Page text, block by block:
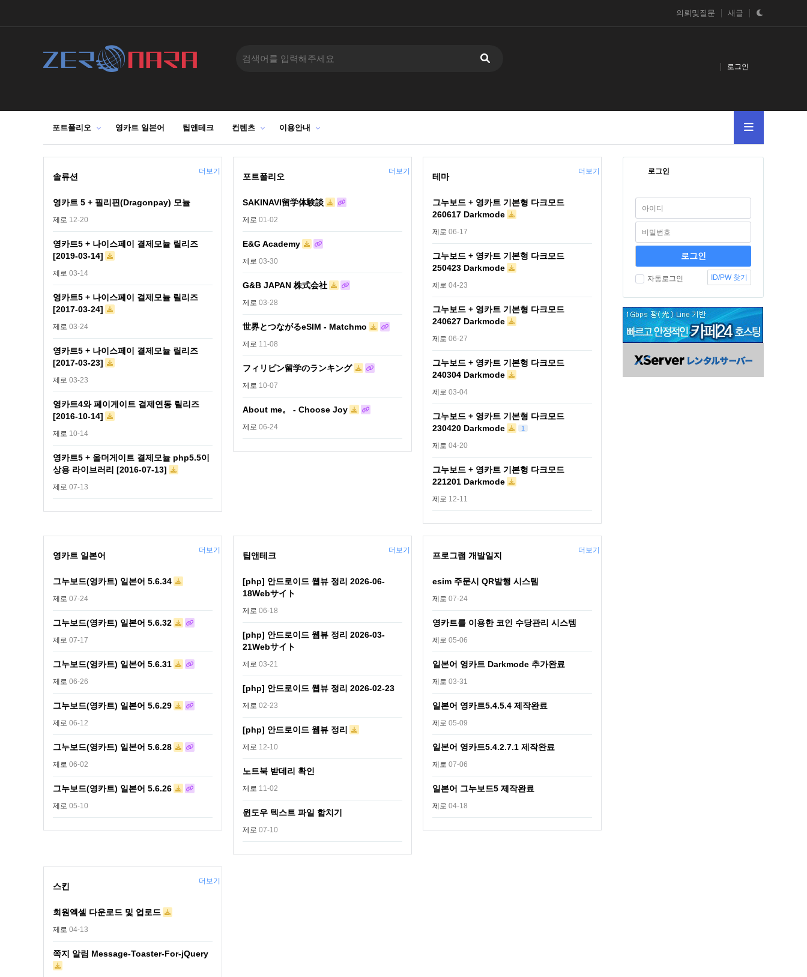
의뢰및질문 새글
로그인
포트폴리오 영카트 일본어 팁앤테크 컨텐츠 이용안내
솔류션
영카트 5 + 필리핀(Dragonpay) 모뉼
제로 12-20
영카트5 + 나이스페이 결제모뉼 릴리즈
[2019-03-14]
제로 03-14
영카트5 + 나이스페이 결제모뉼 릴리즈
[2017-03-24]
제로 03-24
영카트5 + 나이스페이 결제모뉼 릴리즈
[2017-03-23]
제로 03-23
영카트4와 페이게이트 결제연동 릴리즈
[2016-10-14]
제로 10-14
영카트5 + 올더게이트 결제모뉼 php5.5이
상용 라이브러리 [2016-07-13]
제로 07-13
더보기
포트폴리오
SAKINAVI留学体験談
제로 01-02
E&G Academy
제로 03-30
G&B JAPAN 株式会社
제로 03-28
世界とつながるeSIM - Matchmo
제로 11-08
フィリピン留学のランキング
제로 10-07
About me。 - Choose Joy
제로 06-24
더보기
테마
그누보드 + 영카트 기본형 다크모드
260617 Darkmode
제로 06-17
그누보드 + 영카트 기본형 다크모드
250423 Darkmode
제로 04-23
그누보드 + 영카트 기본형 다크모드
240627 Darkmode
제로 06-27
그누보드 + 영카트 기본형 다크모드
240304 Darkmode
제로 03-04
그누보드 + 영카트 기본형 다크모드
230420 Darkmode
1
제로 04-20
그누보드 + 영카트 기본형 다크모드
221201 Darkmode
제로 12-11
더보기
영카트 일본어
그누보드(영카트) 일본어 5.6.34
제로 07-24
그누보드(영카트) 일본어 5.6.32
제로 07-17
그누보드(영카트) 일본어 5.6.31
제로 06-26
그누보드(영카트) 일본어 5.6.29
제로 06-12
그누보드(영카트) 일본어 5.6.28
제로 06-02
그누보드(영카트) 일본어 5.6.26
제로 05-10
더보기
팁앤테크
[php] 안드로이드 웹뷰 정리 2026-06-
18Webサイト
제로 06-18
[php] 안드로이드 웹뷰 정리 2026-03-
21Webサイト
제로 03-21
[php] 안드로이드 웹뷰 정리 2026-02-23
제로 02-23
[php] 안드로이드 웹뷰 정리
제로 12-10
노트북 받데리 확인
제로 11-02
윈도우 텍스트 파일 합치기
제로 07-10
더보기
프로그램 개발일지
esim 주문시 QR발행 시스템
제로 07-24
영카트를 이용한 코인 수당관리 시스템
제로 05-06
일본어 영카트 Darkmode 추가완료
제로 03-31
일본어 영카트5.4.5.4 제작완료
제로 05-09
일본어 영카트5.4.2.7.1 제작완료
제로 07-06
일본어 그누보드5 제작완료
제로 04-18
더보기
스킨
회원엑셀 다운로드 및 업로드
제로 04-13
쪽지 알림 Message-Toaster-For-jQuery
더보기
로그인
자동로그인 ID/PW 찾기